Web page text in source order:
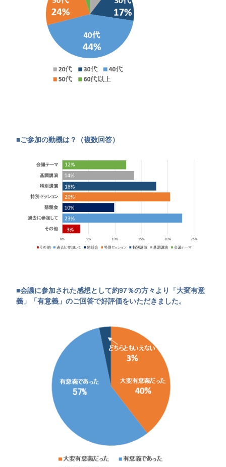
■ご参加の動機は？（複数回答）
■会議に参加された感想として約97％の方々より「大変有意
義」「有意義」のご回答で好評価をいただきました。